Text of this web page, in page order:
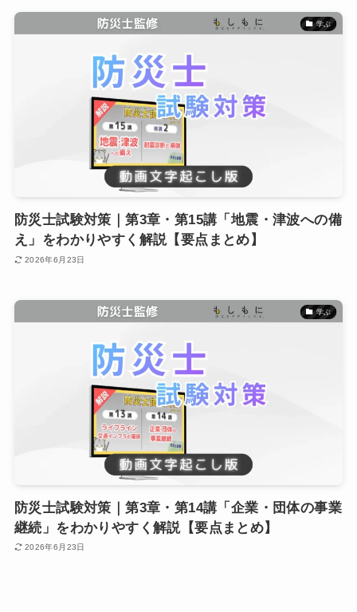
学ぶ
防災士試験対策｜第3章・第15講「地震・津波への備
え」をわかりやすく解説【要点まとめ】
2026年6月23日
学ぶ
防災士試験対策｜第3章・第14講「企業・団体の事業
継続」をわかりやすく解説【要点まとめ】
2026年6月23日